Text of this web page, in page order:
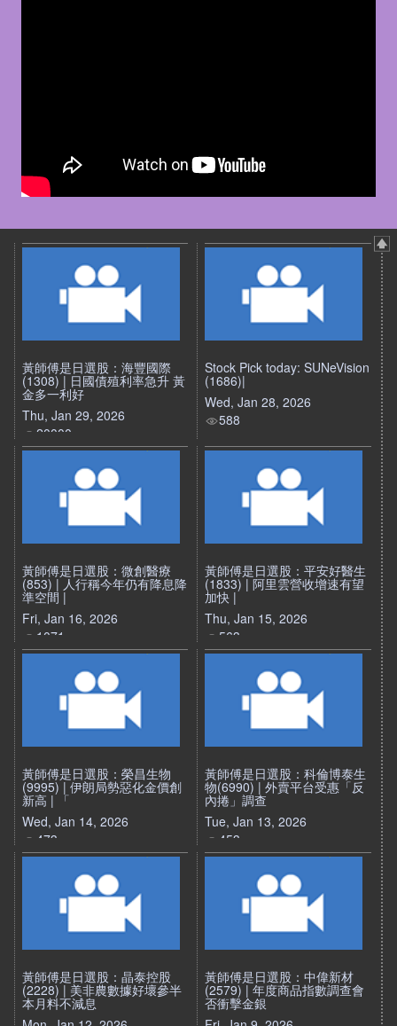
黃師傅是日選股：海豐國際
(1308) | 日國債殖利率急升 黃
金多一利好
Thu, Jan 29, 2026
20000
Stock Pick today: SUNeVision
(1686)|
Wed, Jan 28, 2026
588
黃師傅是日選股：微創醫療
(853) | 人行稱今年仍有降息降
準空間 |
Fri, Jan 16, 2026
1071
黃師傅是日選股：平安好醫生
(1833) | 阿里雲營收增速有望
加快 |
Thu, Jan 15, 2026
563
黃師傅是日選股：榮昌生物
(9995) | 伊朗局勢惡化金價創
新高 | 「
Wed, Jan 14, 2026
473
黃師傅是日選股：科倫博泰生
物(6990) | 外賣平台受惠「反
內捲」調查
Tue, Jan 13, 2026
453
黃師傅是日選股：晶泰控股
(2228) | 美非農數據好壞參半
本月料不減息
黃師傅是日選股：中偉新材
(2579) | 年度商品指數調查會
否衝擊金銀